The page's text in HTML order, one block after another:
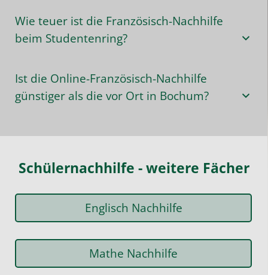
Wie teuer ist die Französisch-Nachhilfe
beim Studentenring?
Ist die Online-Französisch-Nachhilfe
günstiger als die vor Ort in Bochum?
Schülernachhilfe - weitere Fächer
Englisch Nachhilfe
Mathe Nachhilfe